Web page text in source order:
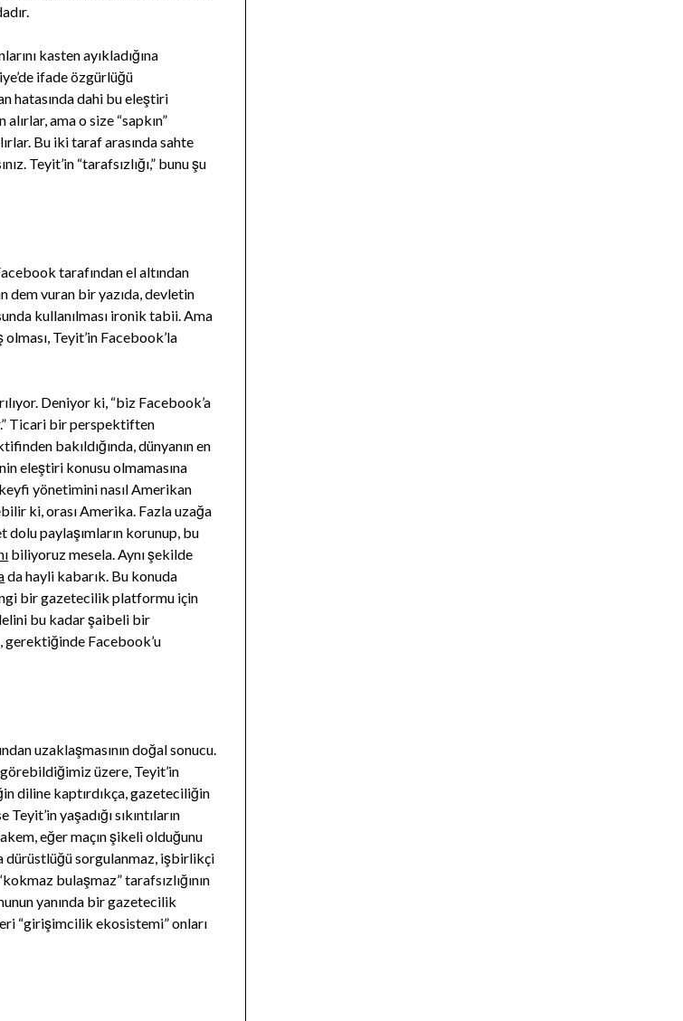
kasten ayıkladığına
ifade özgürlüğü
hatasında dahi bu eleştiri
ama o size “sapkın”
Bu iki taraf arasında sahte
Teyit’in “tarafsızlığı,” bunu şu
tarafından el altından
dem vuran bir yazıda, devletin
kullanılması ironik tabii. Ama
Teyit’in Facebook’la
Deniyor ki, “biz Facebook’a
Ticari bir perspektiften
bakıldığında, dünyanın en
eleştiri konusu olmamasına
yönetimini nasıl Amerikan
ki, orası Amerika. Fazla uzağa
paylaşımların korunup, bu
biliyoruz mesela. Aynı şekilde
da hayli kabarık. Bu konuda
bir gazetecilik platformu için
bu kadar şaibeli bir
gerektiğinde Facebook’u
uzaklaşmasının doğal sonucu.
üzere, Teyit’in
diline kaptırdıkça, gazeteciliğin
yaşadığı sıkıntıların
eğer maçın şikeli olduğunu
dürüstlüğü sorgulanmaz, işbirlikçi
bulaşmaz” tarafsızlığının
yanında bir gazetecilik
“girişimcilik ekosistemi” onları